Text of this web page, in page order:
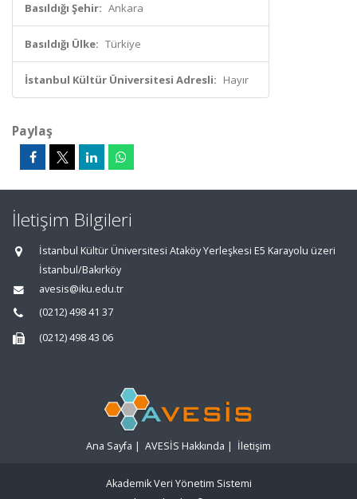
Basıldığı Şehir: Ankara
Basıldığı Ülke: Türkiye
İstanbul Kültür Üniversitesi Adresli: Hayır
Paylaş
İletişim Bilgileri
İstanbul Kültür Üniversitesi Ataköy Yerleşkesi E5 Karayolu üzeri
İstanbul/Bakırköy
avesis@iku.edu.tr
(0212) 498 41 37
(0212) 498 43 06
Ana Sayfa | AVESİS Hakkında | İletişim
Akademik Veri Yönetim Sistemi